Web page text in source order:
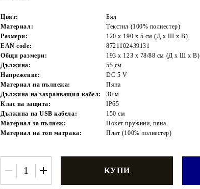
Цвят:
Бял
Материал:
Текстил (100% полиестер)
Размери:
120 x 190 x 5 см (Д x Ш x В)
EAN code:
8721102439131
Общи размери:
193 x 123 x 78/88 см (Д x Ш x В)
Дължина:
55 см
Напрежение:
DC 5 V
Материал на пълнежа:
Пяна
Дължина на захранващия кабел:
30 м
Клас на защита:
IP65
Дължина на USB кабела:
150 см
Материал за пълнеж:
Покет пружини, пяна
Материал на топ матрака:
Плат (100% полиестер)